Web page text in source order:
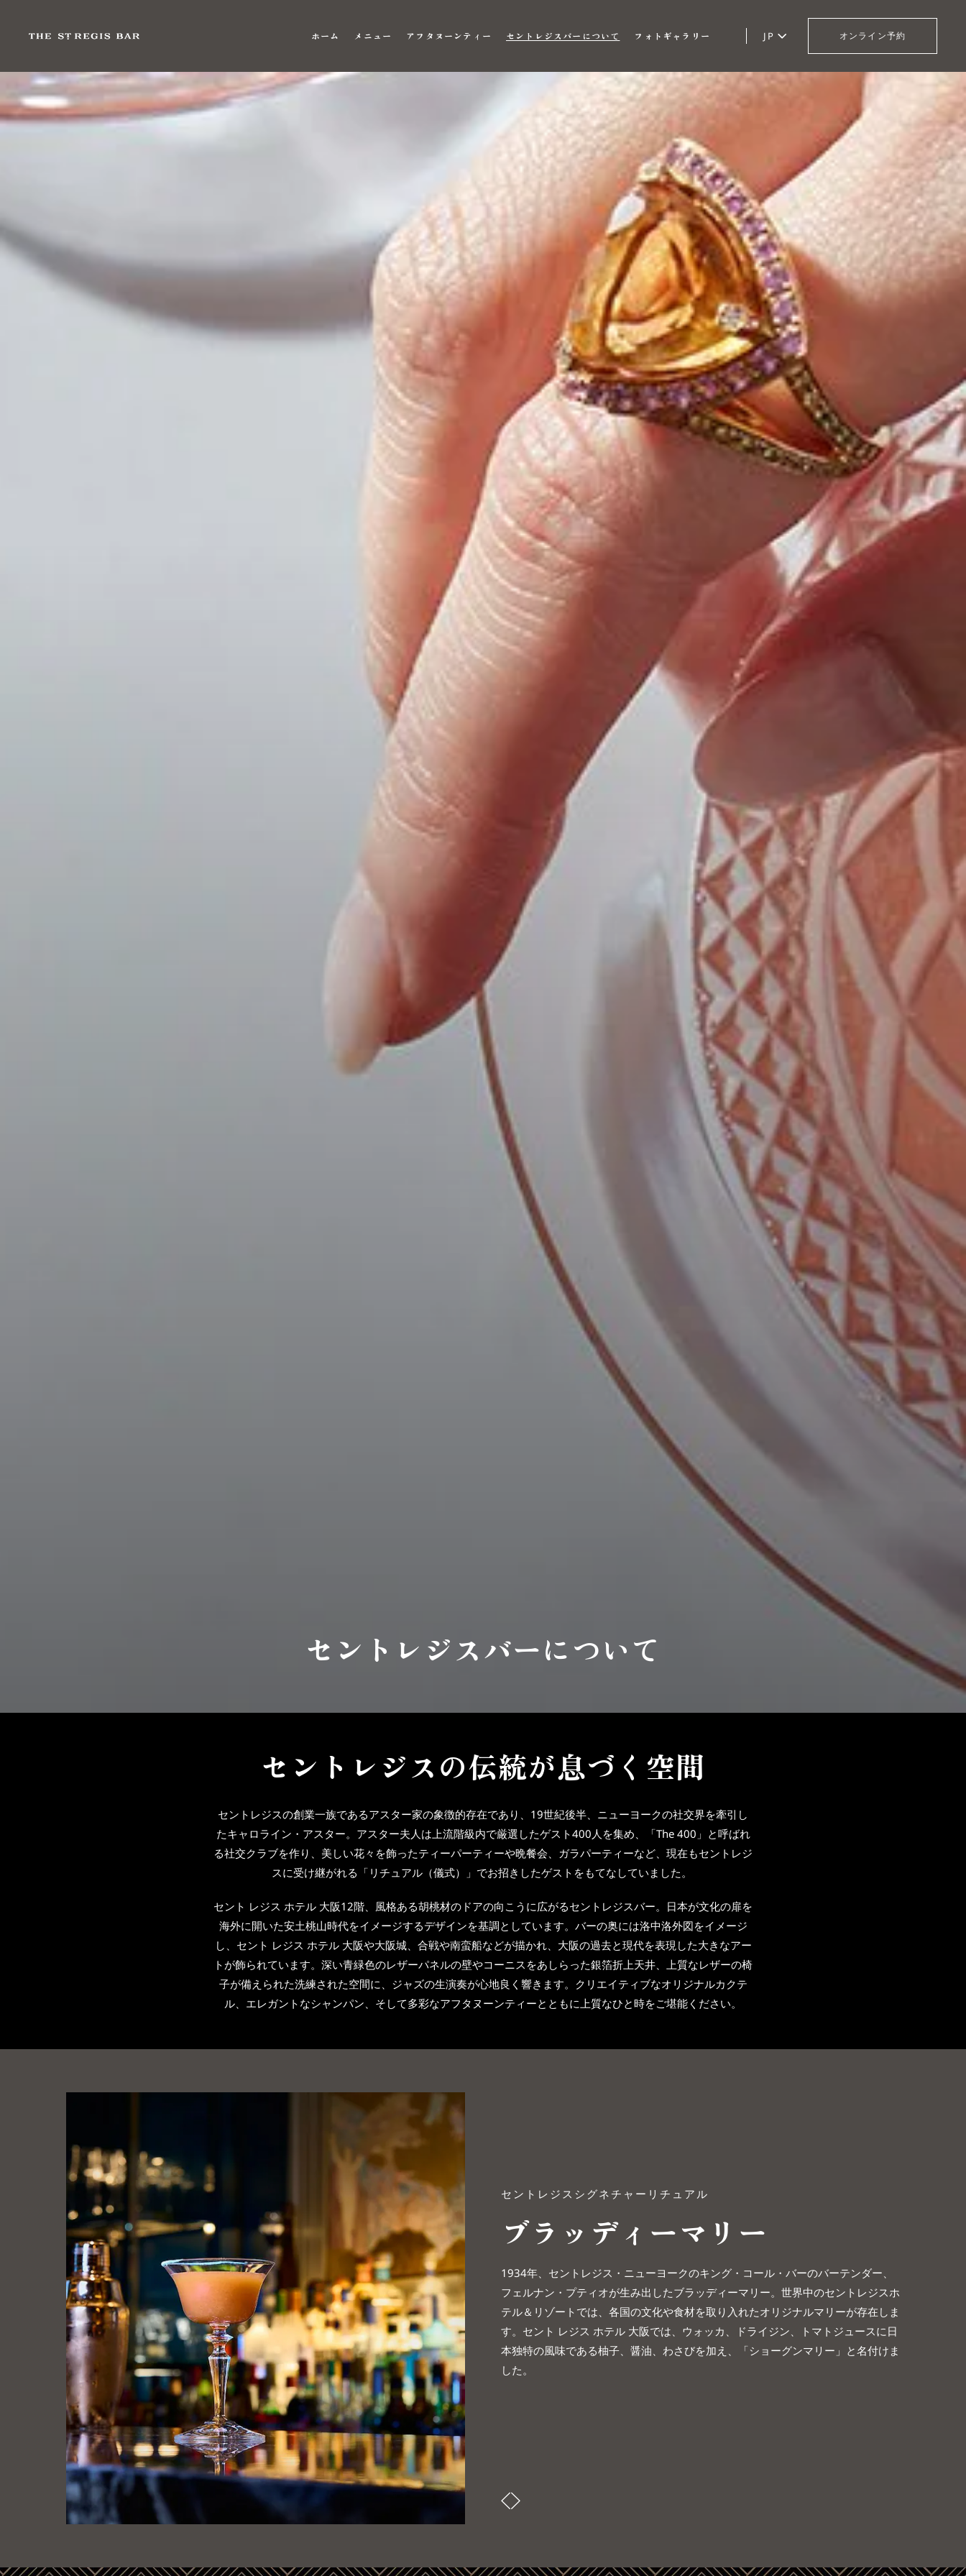
ホーム メニュー アフタヌーンティー セントレジスバーについて フォトギャラリー JP オンライン予約
セントレジスバーについて
セントレジスの伝統が息づく空間
セントレジスの創業一族であるアスター家の象徴的存在であり、19世紀後半、ニューヨークの社交界を牽引し
たキャロライン・アスター。アスター夫人は上流階級内で厳選したゲスト400人を集め、「The 400」と呼ばれ
る社交クラブを作り、美しい花々を飾ったティーパーティーや晩餐会、ガラパーティーなど、現在もセントレジ
スに受け継がれる「リチュアル（儀式）」でお招きしたゲストをもてなしていました。
セント レジス ホテル 大阪12階、風格ある胡桃材のドアの向こうに広がるセントレジスバー。日本が文化の扉を
海外に開いた安土桃山時代をイメージするデザインを基調としています。バーの奥には洛中洛外図をイメージ
し、セント レジス ホテル 大阪や大阪城、合戦や南蛮船などが描かれ、大阪の過去と現代を表現した大きなアー
トが飾られています。深い青緑色のレザーパネルの壁やコーニスをあしらった銀箔折上天井、上質なレザーの椅
子が備えられた洗練された空間に、ジャズの生演奏が心地良く響きます。クリエイティブなオリジナルカクテ
ル、エレガントなシャンパン、そして多彩なアフタヌーンティーとともに上質なひと時をご堪能ください。
セントレジスシグネチャーリチュアル
ブラッディーマリー
1934年、セントレジス・ニューヨークのキング・コール・バーのバーテンダー、
フェルナン・プティオが生み出したブラッディーマリー。世界中のセントレジスホ
テル＆リゾートでは、各国の文化や食材を取り入れたオリジナルマリーが存在しま
す。セント レジス ホテル 大阪では、ウォッカ、ドライジン、トマトジュースに日
本独特の風味である柚子、醤油、わさびを加え、「ショーグンマリー」と名付けま
した。